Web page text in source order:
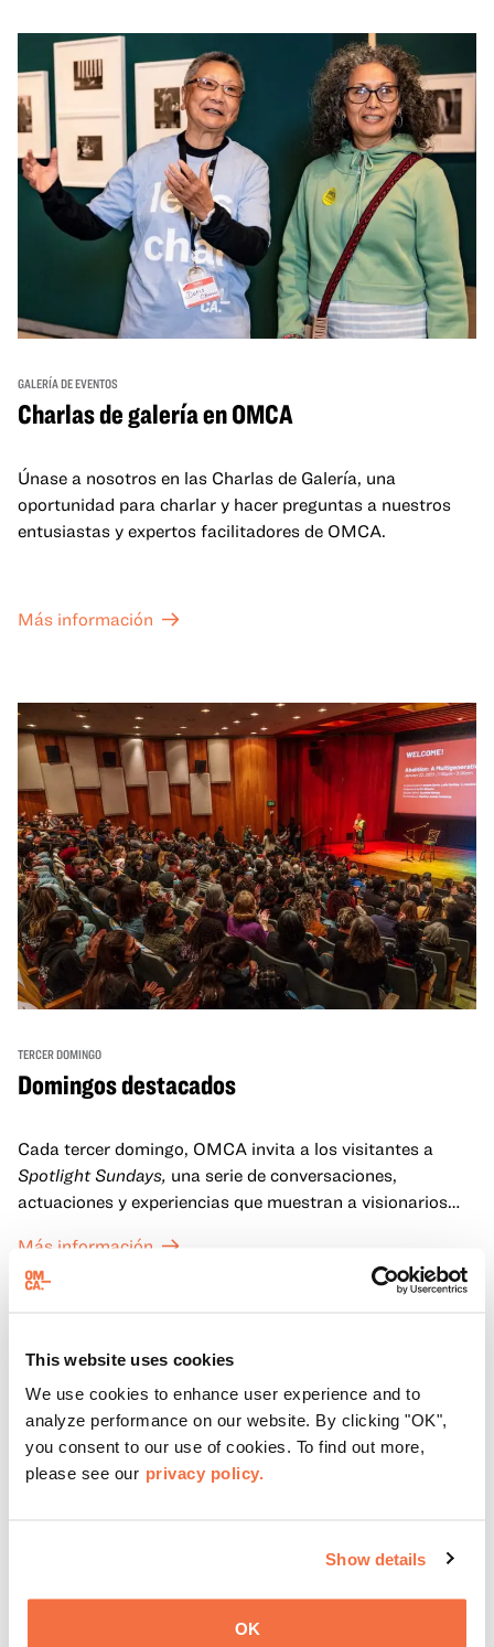
This website uses cookies
We use cookies to enhance user experience and to
analyze performance on our website. By clicking "OK",
you consent to our use of cookies. To find out more,
please see our privacy policy.
Show details
OK
GALERÍA DE EVENTOS
Charlas de galería en OMCA
Únase a nosotros en las Charlas de Galería, una
oportunidad para charlar y hacer preguntas a nuestros
entusiastas y expertos facilitadores de OMCA.
Más información
TERCER DOMINGO
Domingos destacados
Cada tercer domingo, OMCA invita a los visitantes a
Spotlight Sundays, una serie de conversaciones,
actuaciones y experiencias que muestran a visionarios
Más información